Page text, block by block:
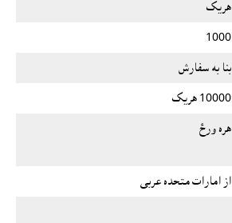
هريک
1000
بنا به سفارش
10000 هريک
هره ورځ
از امارات متحده عربی